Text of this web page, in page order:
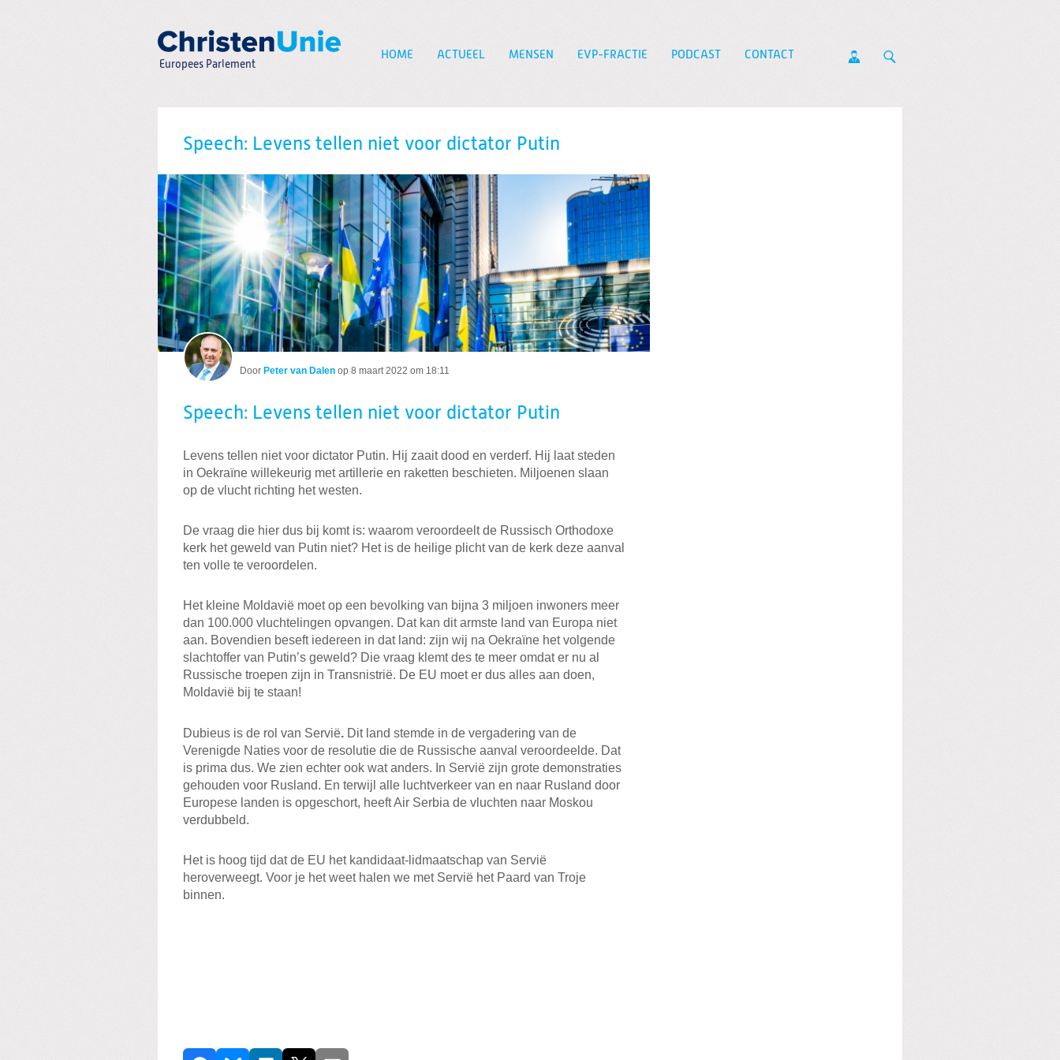
Europees Parlement
HOME ACTUEEL MENSEN EVP-FRACTIE PODCAST CONTACT
Speech: Levens tellen niet voor dictator Putin
Door Peter van Dalen op 8 maart 2022 om 18:11
Speech: Levens tellen niet voor dictator Putin
Levens tellen niet voor dictator Putin. Hij zaait dood en verderf. Hij laat steden
in Oekraïne willekeurig met artillerie en raketten beschieten. Miljoenen slaan
op de vlucht richting het westen.
De vraag die hier dus bij komt is: waarom veroordeelt de Russisch Orthodoxe
kerk het geweld van Putin niet? Het is de heilige plicht van de kerk deze aanval
ten volle te veroordelen.
Het kleine Moldavië moet op een bevolking van bijna 3 miljoen inwoners meer
dan 100.000 vluchtelingen opvangen. Dat kan dit armste land van Europa niet
aan. Bovendien beseft iedereen in dat land: zijn wij na Oekraïne het volgende
slachtoffer van Putin’s geweld? Die vraag klemt des te meer omdat er nu al
Russische troepen zijn in Transnistrië. De EU moet er dus alles aan doen,
Moldavië bij te staan!
Dubieus is de rol van Servië. Dit land stemde in de vergadering van de
Verenigde Naties voor de resolutie die de Russische aanval veroordeelde. Dat
is prima dus. We zien echter ook wat anders. In Servië zijn grote demonstraties
gehouden voor Rusland. En terwijl alle luchtverkeer van en naar Rusland door
Europese landen is opgeschort, heeft Air Serbia de vluchten naar Moskou
verdubbeld.
Het is hoog tijd dat de EU het kandidaat-lidmaatschap van Servië
heroverweegt. Voor je het weet halen we met Servië het Paard van Troje
binnen.